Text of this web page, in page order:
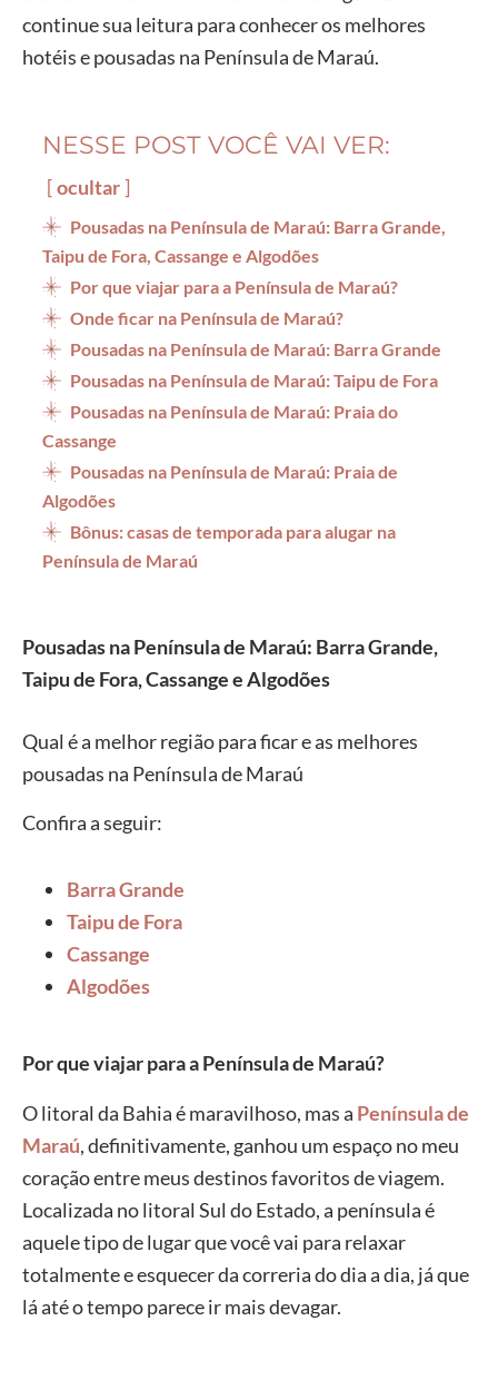
continue sua leitura para conhecer os melhores
hotéis e pousadas na Península de Maraú.
NESSE POST VOCÊ VAI VER:
ocultar
Pousadas na Península de Maraú: Barra Grande,
Taipu de Fora, Cassange e Algodões
Por que viajar para a Península de Maraú?
Onde ficar na Península de Maraú?
Pousadas na Península de Maraú: Barra Grande
Pousadas na Península de Maraú: Taipu de Fora
Pousadas na Península de Maraú: Praia do
Cassange
Pousadas na Península de Maraú: Praia de
Algodões
Bônus: casas de temporada para alugar na
Península de Maraú
Pousadas na Península de Maraú: Barra Grande,
Taipu de Fora, Cassange e Algodões
Qual é a melhor região para ficar e as melhores
pousadas na Península de Maraú
Confira a seguir:
Barra Grande
Taipu de Fora
Cassange
Algodões
Por que viajar para a Península de Maraú?
O litoral da Bahia é maravilhoso, mas a Península de
Maraú, definitivamente, ganhou um espaço no meu
coração entre meus destinos favoritos de viagem.
Localizada no litoral Sul do Estado, a península é
aquele tipo de lugar que você vai para relaxar
totalmente e esquecer da correria do dia a dia, já que
lá até o tempo parece ir mais devagar.